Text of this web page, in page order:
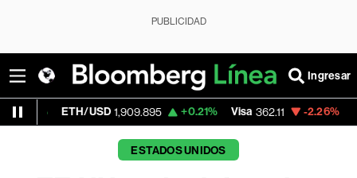
PUBLICIDAD
Ingresar
1,909.895 +0.21% Visa 362.11 -2.26% MercadoLibre
ESTADOS UNIDOS